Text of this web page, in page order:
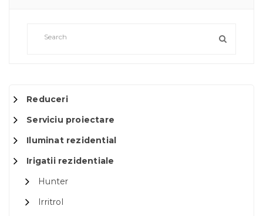
Reduceri
Serviciu proiectare
Iluminat rezidential
Irigatii rezidentiale
Hunter
Irritrol